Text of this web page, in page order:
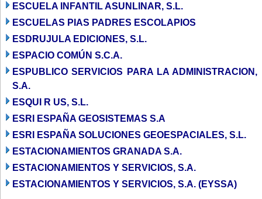
ESCUELA INFANTIL ASUNLINAR, S.L.
ESCUELAS PIAS PADRES ESCOLAPIOS
ESDRUJULA EDICIONES, S.L.
ESPACIO COMÚN S.C.A.
ESPUBLICO SERVICIOS PARA LA ADMINISTRACION,
S.A.
ESQUI R US, S.L.
ESRI ESPAÑA GEOSISTEMAS S.A
ESRI ESPAÑA SOLUCIONES GEOESPACIALES, S.L.
ESTACIONAMIENTOS GRANADA S.A.
ESTACIONAMIENTOS Y SERVICIOS, S.A.
ESTACIONAMIENTOS Y SERVICIOS, S.A. (EYSSA)